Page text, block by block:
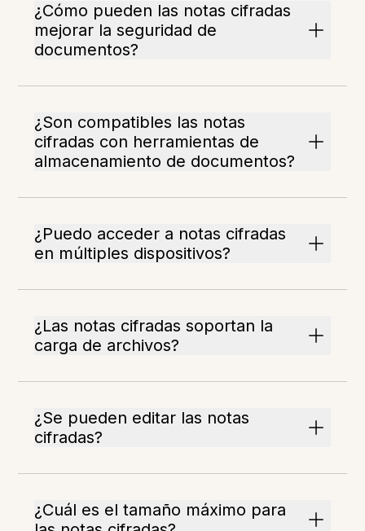
¿Cómo pueden las notas cifradas
mejorar la seguridad de
documentos?
¿Son compatibles las notas
cifradas con herramientas de
almacenamiento de documentos?
¿Puedo acceder a notas cifradas
en múltiples dispositivos?
¿Las notas cifradas soportan la
carga de archivos?
¿Se pueden editar las notas
cifradas?
¿Cuál es el tamaño máximo para